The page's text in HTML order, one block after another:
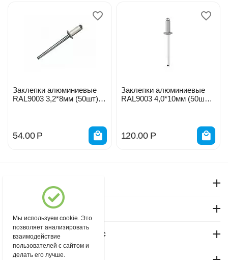
Заклепки алюминиевые
RAL9003 3,2*8мм (50шт)
54.00 Р
Заклепки алюминиевые
RAL9003 4,0*10мм (50шт)
120.00 Р
Магазин "Северный"
Покупательский сервис
Мы используем cookie. Это
позволяет анализировать
взаимодействие
пользователей с сайтом и
делать его лучше.